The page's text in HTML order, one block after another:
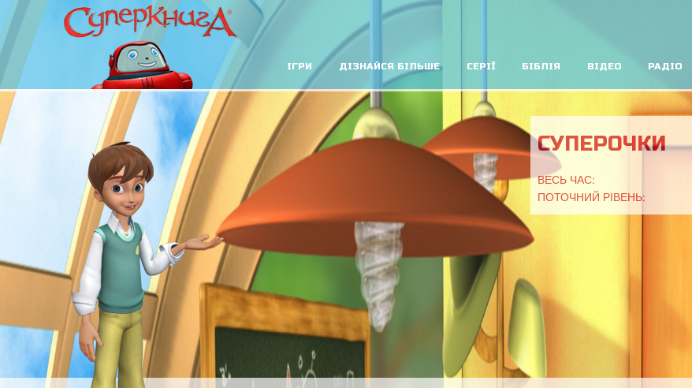
ІГРИ ДІЗНАЙСЯ БІЛЬШЕ СЕРІЇ БІБЛІЯ ВІДЕО РАДІО
СУПЕРОЧКИ
ВЕСЬ ЧАС:
ПОТОЧНИЙ РІВЕНЬ: